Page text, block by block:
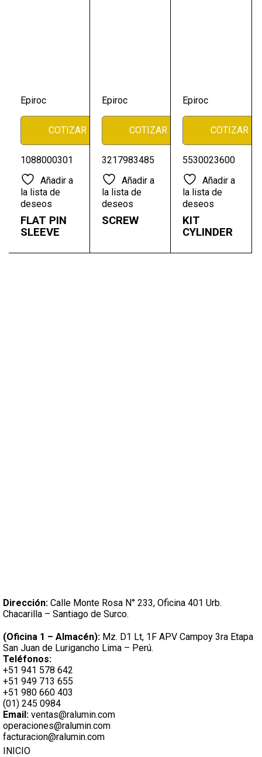
Epiroc
COTIZAR
1088000301
Añadir a
la lista de
deseos
FLAT PIN
SLEEVE
Epiroc
COTIZAR
3217983485
Añadir a
la lista de
deseos
SCREW
Epiroc
COTIZAR
5530023600
Añadir a
la lista de
deseos
KIT
CYLINDER
Dirección: Calle Monte Rosa N° 233, Oficina 401 Urb.
Chacarilla – Santiago de Surco.
(Oficina 1 – Almacén): Mz. D1 Lt, 1F APV Campoy 3ra Etapa
San Juan de Lurigancho Lima – Perú.
Teléfonos:
+51 941 578 642
+51 949 713 655
+51 980 660 403
(01) 245 0984
Email: ventas@ralumin.com
operaciones@ralumin.com
facturacion@ralumin.com
INICIO